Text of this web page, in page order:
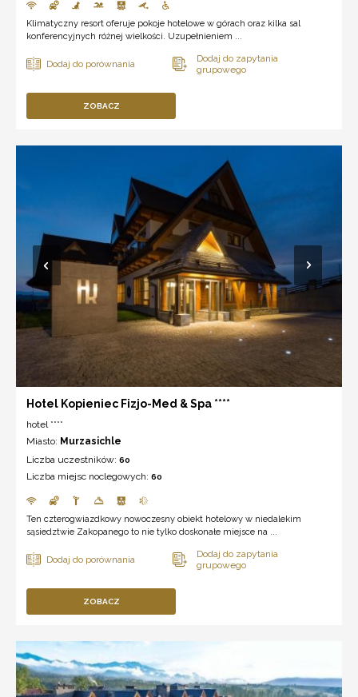
Klimatyczny resort oferuje pokoje hotelowe w górach oraz kilka sal
konferencyjnych różnej wielkości. Uzupełnieniem ...
ZOBACZ
Hotel Kopieniec Fizjo-Med & Spa ****
hotel ****
Miasto: Murzasichle
Liczba uczestników: 60
Liczba miejsc noclegowych: 60
Ten czterogwiazdkowy nowoczesny obiekt hotelowy w niedalekim
sąsiedztwie Zakopanego to nie tylko doskonałe miejsce na ...
ZOBACZ